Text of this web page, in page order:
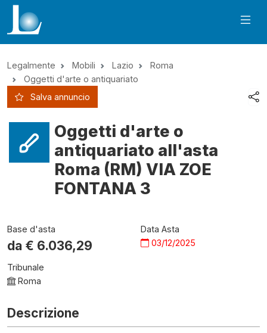
Legalmente Mobili Lazio
Roma
Oggetti d'arte o antiquariato
Salva annuncio
Oggetti d'arte o
antiquariato all'asta
Roma (RM) VIA ZOE
FONTANA 3
Base d'asta
da € 6.036,29
Data Asta
03/12/2025
Tribunale
Roma
Descrizione